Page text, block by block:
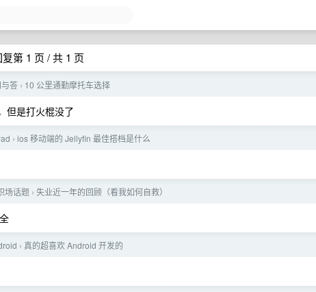
第 1 页 / 共 1 页
答 › 10 公里通勤摩托车选择
但是打火棍没了
› ios 移动端的 Jellyfin 最佳搭档是什么
场话题 › 失业近一年的回顾（看我如何自救）
› 真的超喜欢 Android 开发的